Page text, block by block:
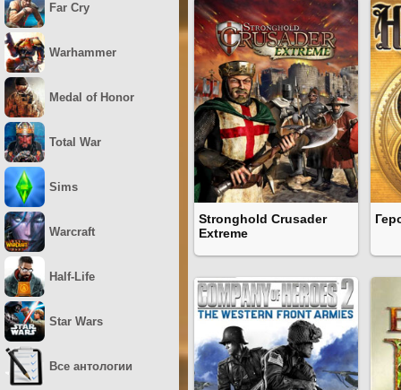
Stronghold Crusader
Extreme
Far Cry
Warhammer
Medal of Honor
Total War
Sims
Warcraft
Half-Life
Star Wars
Все антологии